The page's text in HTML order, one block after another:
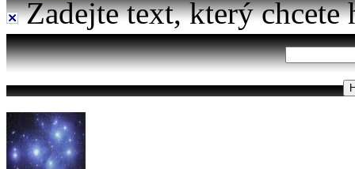
Zadejte text, který chcete